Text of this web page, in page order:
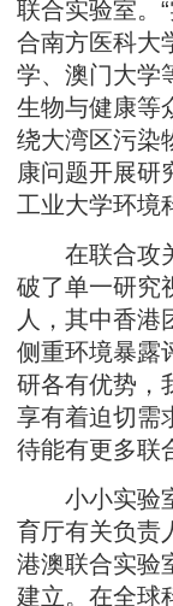
联合实验室。
合南方医科大
学、澳门大学
生物与健康等
绕大湾区污染
康问题开展研
工业大学环境
在联合攻关
破了单一研究
人，其中香港
侧重环境暴露
研各有优势，
享有着迫切需
待能有更多联
小小实验室
育厅有关负责
港澳联合实验
建立。在全球